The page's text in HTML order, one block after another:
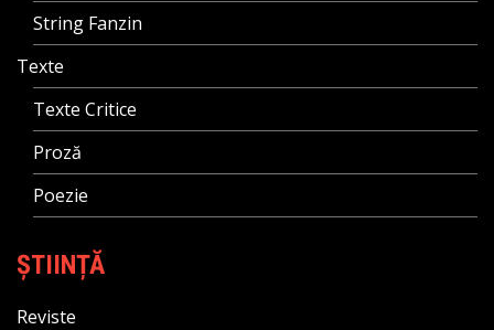
String Fanzin
Texte
Texte Critice
Proză
Poezie
ȘTIINȚĂ
Reviste